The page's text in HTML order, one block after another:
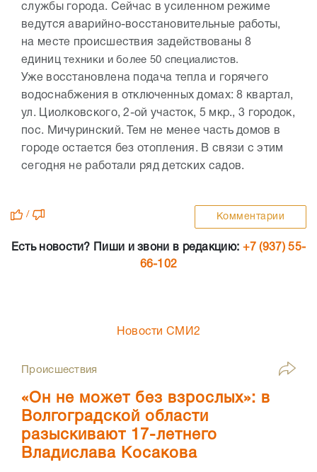
службы города. Сейчас в усиленном режиме
ведутся аварийно-восстановительные работы,
на месте происшествия задействованы 8
едиництехники и более 50 специалистов.
Уже восстановлена подача тепла и горячего
водоснабжения в отключенных домах: 8 квартал,
ул. Циолковского, 2-ой участок, 5 мкр., 3 городок,
пос. Мичуринский. Тем не менее часть домов в
городе остается без отопления. В связи с этим
сегодня не работали ряд детских садов.
/ Комментарии
Есть новости? Пиши и звони в редакцию: +7 (937) 55-
66-102
Новости СМИ2
Происшествия
«Он не может без взрослых»: в
Волгоградской области
разыскивают 17-летнего
Владислава Косакова